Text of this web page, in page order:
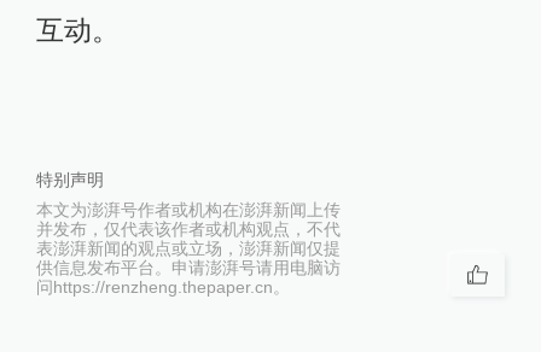
互动。
特别声明
本文为澎湃号作者或机构在澎湃新闻上传
并发布，仅代表该作者或机构观点，不代
表澎湃新闻的观点或立场，澎湃新闻仅提
供信息发布平台。申请澎湃号请用电脑访
问https://renzheng.thepaper.cn。